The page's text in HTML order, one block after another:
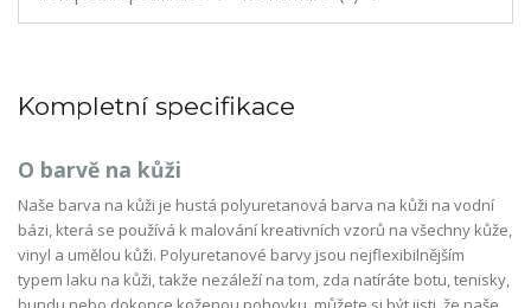
Kompletní specifikace
O barvě na kůži
Naše barva na kůži je hustá polyuretanová barva na kůži na vodní
bázi, která se používá k malování kreativních vzorů na všechny kůže,
vinyl a umělou kůži. Polyuretanové barvy jsou nejflexibilnějším
typem laku na kůži, takže nezáleží na tom, zda natíráte botu, tenisky,